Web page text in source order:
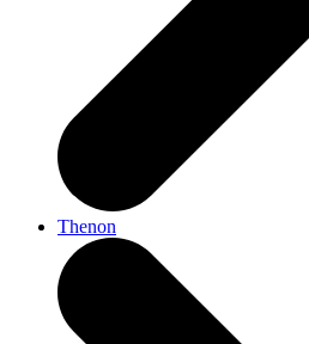
Thenon